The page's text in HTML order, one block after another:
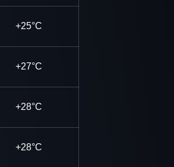
+25°C
+27°C
+28°C
+28°C